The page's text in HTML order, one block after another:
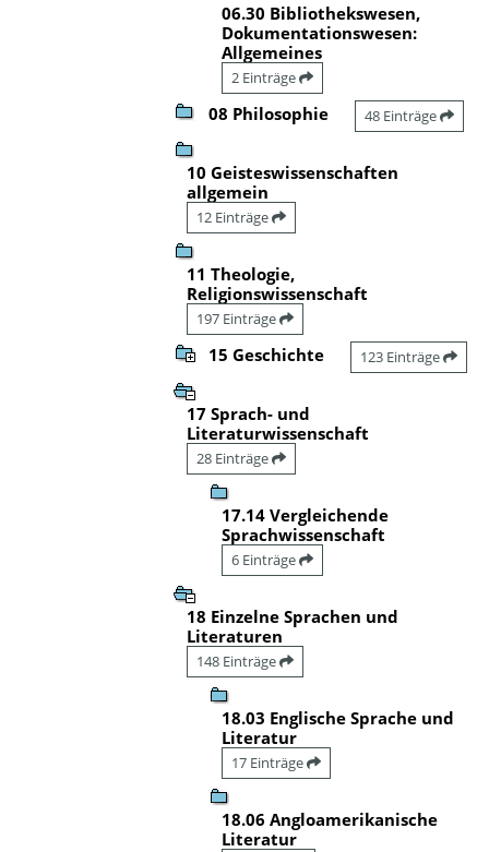
06.30 Bibliothekswesen,
Dokumentationswesen:
Allgemeines
2 Einträge
08 Philosophie 48 Einträge
10 Geisteswissenschaften
allgemein
12 Einträge
11 Theologie,
Religionswissenschaft
197 Einträge
15 Geschichte 123 Einträge
17 Sprach- und
Literaturwissenschaft
28 Einträge
17.14 Vergleichende
Sprachwissenschaft
6 Einträge
18 Einzelne Sprachen und
Literaturen
148 Einträge
18.03 Englische Sprache und
Literatur
17 Einträge
18.06 Angloamerikanische
Literatur